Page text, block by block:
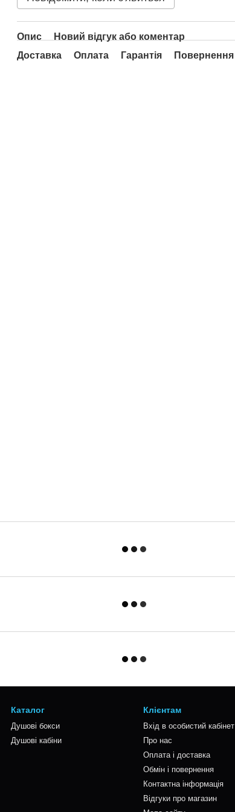
Опис
Новий відгук або коментар
Доставка
Оплата Гарантія Повернення
Каталог
Душові бокси
Душові кабіни
Клієнтам
Вхід в особистий кабінет
Про нас
Оплата і доставка
Обмін і повернення
Контактна інформація
Відгуки про магазин